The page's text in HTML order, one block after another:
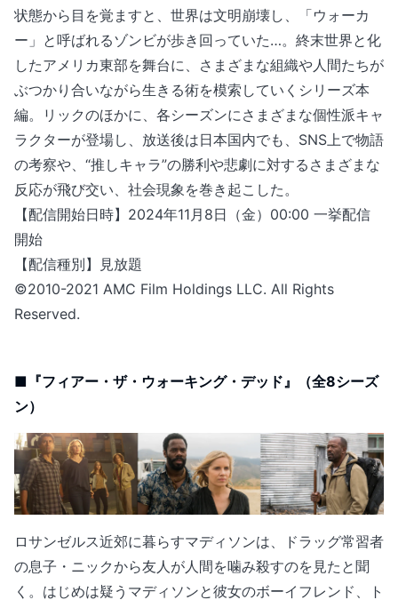
状態から目を覚ますと、世界は文明崩壊し、「ウォーカ
ー」と呼ばれるゾンビが歩き回っていた…。終末世界と化
したアメリカ東部を舞台に、さまざまな組織や人間たちが
ぶつかり合いながら生きる術を模索していくシリーズ本
編。リックのほかに、各シーズンにさまざまな個性派キャ
ラクターが登場し、放送後は日本国内でも、SNS上で物語
の考察や、“推しキャラ”の勝利や悲劇に対するさまざまな
反応が飛び交い、社会現象を巻き起こした。
【配信開始日時】2024年11月8日（金）00:00 一挙配信
開始
【配信種別】見放題
©2010-2021 AMC Film Holdings LLC. All Rights
Reserved.
■『フィアー・ザ・ウォーキング・デッド』（全8シーズ
ン）
ロサンゼルス近郊に暮らすマディソンは、ドラッグ常習者
の息子・ニックから友人が人間を噛み殺すのを見たと聞
く。はじめは疑うマディソンと彼女のボーイフレンド、ト